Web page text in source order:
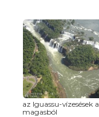
az Iguassu-vízesések a
magasból